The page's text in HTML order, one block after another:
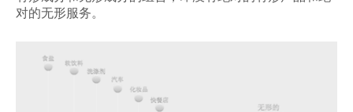
对的无形服务。